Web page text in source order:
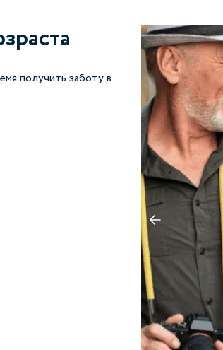
получить заботу в